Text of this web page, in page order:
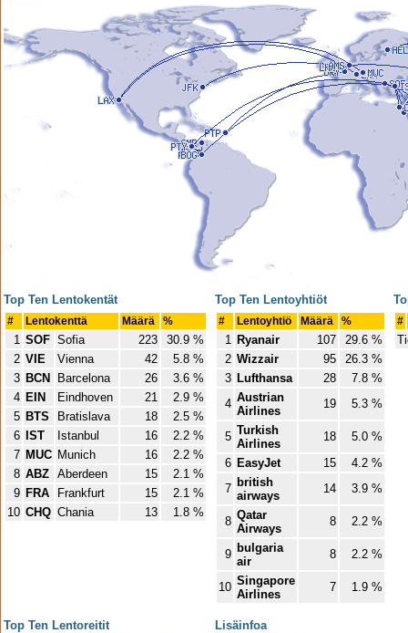
Top Ten Lentokentät
# Lentokenttä Määrä %
1 SOF Sofia 223
30.9 %
2 VIE Vienna 42
5.8 %
3 BCN Barcelona 26
3.6 %
4 EIN Eindhoven 21
2.9 %
5 BTS Bratislava 18
2.5 %
6
IST Istanbul 16
2.2 %
7 MUC Munich 16
2.2 %
8 ABZ Aberdeen 15
2.1 %
9 FRA Frankfurt 15
2.1 %
10 CHQ Chania 13 1.8 %
Top Ten Lentoyhtiöt
# Lentoyhtiö Määrä %
1 Ryanair 107
29.6 %
2 Wizzair 95
26.3 %
3 Lufthansa 28
7.8 %
4 Austrian
Airlines
19 5.3 %
5 Turkish
Airlines
18
5.0 %
6 EasyJet 15
4.2 %
7 british
airways
14 3.9 %
8 Qatar
Airways
8 2.2 %
9 bulgaria
air
8 2.2 %
10 Singapore
Airlines
7 1.9 %
#
Top Ten Lentoreitit Lisäinfoa